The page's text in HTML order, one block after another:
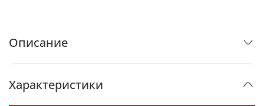
Описание
Характеристики